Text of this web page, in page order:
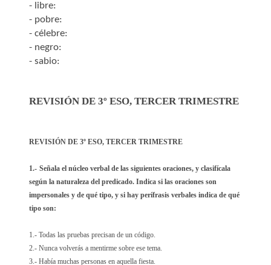
- libre:
- pobre:
- célebre:
- negro:
- sabio:
REVISIÓN DE 3º ESO, TERCER TRIMESTRE
REVISIÓN DE 3º ESO, TERCER TRIMESTRE
1.- Señala el núcleo verbal de las siguientes oraciones, y clasifícala
según la naturaleza del predicado. Indica si las oraciones son
impersonales y de qué tipo, y si hay perífrasis verbales indica de qué
tipo son:
1.- Todas las pruebas precisan de un código.
2.- Nunca volverás a mentirme sobre ese tema.
3.- Había muchas personas en aquella fiesta.